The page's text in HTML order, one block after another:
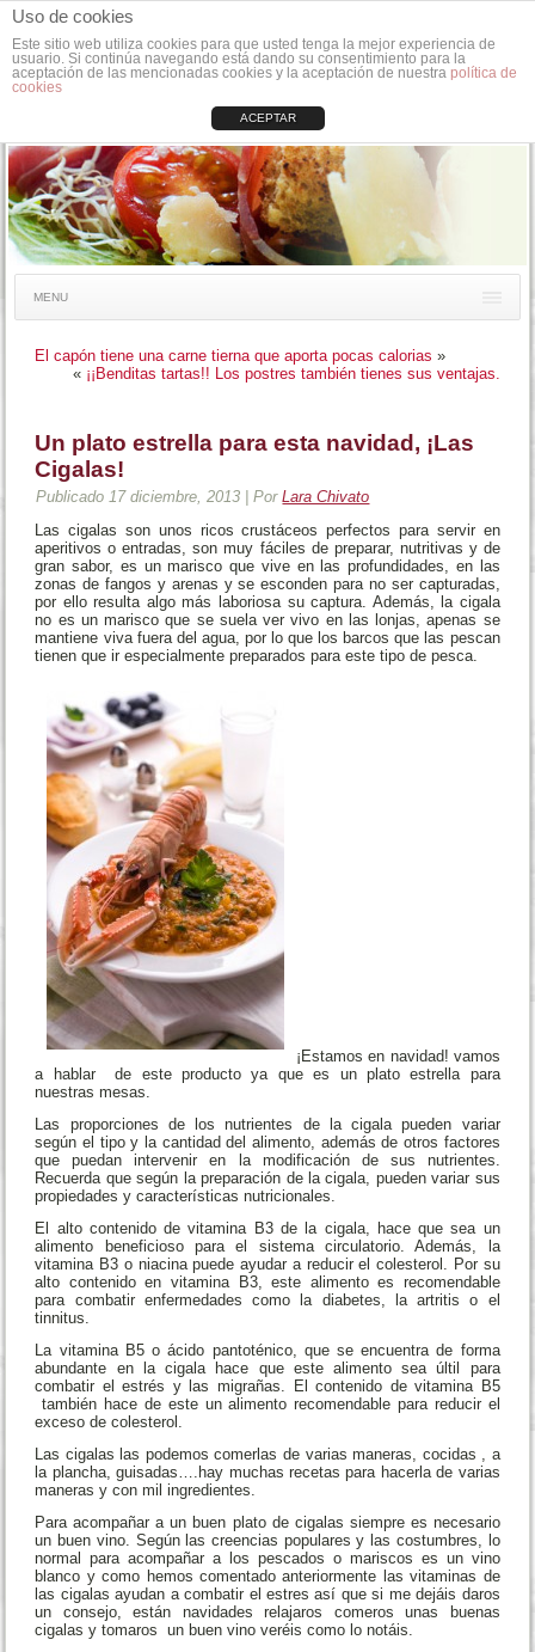
Uso de cookies
Este sitio web utiliza cookies para que usted tenga la mejor experiencia de
usuario. Si continúa navegando está dando su consentimiento para la
aceptación de las mencionadas cookies y la aceptación de nuestra política de
cookies
ACEPTAR
MENU
El capón tiene una carne tierna que aporta pocas calorias »
« ¡¡Benditas tartas!! Los postres también tienes sus ventajas.
Un plato estrella para esta navidad, ¡Las
Cigalas!
Publicado 17 diciembre, 2013 |Por Lara Chivato
Las cigalas son unos ricos crustáceos perfectos para servir en
aperitivos o entradas, son muy fáciles de preparar, nutritivas y de
gran sabor, es un marisco que vive en las profundidades, en las
zonas de fangos y arenas y se esconden para no ser capturadas,
por ello resulta algo más laboriosa su captura. Además, la cigala
no es un marisco que se suela ver vivo en las lonjas, apenas se
mantiene viva fuera del agua, por lo que los barcos que las pescan
tienen que ir especialmente preparados para este tipo de pesca.
¡Estamos en navidad! vamos
a hablar de este producto ya que es un plato estrella para
nuestras mesas.
Las proporciones de los nutrientes de la cigala pueden variar
según el tipo y la cantidad del alimento, además de otros factores
que puedan intervenir en la modificación de sus nutrientes.
Recuerda que según la preparación de la cigala, pueden variar sus
propiedades y características nutricionales.
El alto contenido de vitamina B3 de la cigala, hace que sea un
alimento beneficioso para el sistema circulatorio. Además, la
vitamina B3 o niacina puede ayudar a reducir el colesterol. Por su
alto contenido en vitamina B3, este alimento es recomendable
para combatir enfermedades como la diabetes, la artritis o el
tinnitus.
La vitamina B5 o ácido pantoténico, que se encuentra de forma
abundante en la cigala hace que este alimento sea últil para
combatir el estrés y las migrañas. El contenido de vitamina B5
también hace de este un alimento recomendable para reducir el
exceso de colesterol.
Las cigalas las podemos comerlas de varias maneras, cocidas , a
la plancha, guisadas….hay muchas recetas para hacerla de varias
maneras y con mil ingredientes.
Para acompañar a un buen plato de cigalas siempre es necesario
un buen vino. Según las creencias populares y las costumbres, lo
normal para acompañar a los pescados o mariscos es un vino
blanco y como hemos comentado anteriormente las vitaminas de
las cigalas ayudan a combatir el estres así que si me dejáis daros
un consejo, están navidades relajaros comeros unas buenas
cigalas y tomaros un buen vino veréis como lo notáis.